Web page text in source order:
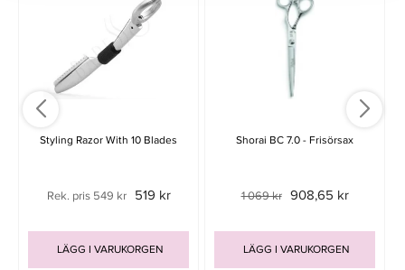
Styling Razor With 10 Blades
Rek. pris 549 kr 519 kr
LÄGG I VARUKORGEN
Shorai BC 7.0 - Frisörsax
1 069 kr 908,65 kr
LÄGG I VARUKORGEN